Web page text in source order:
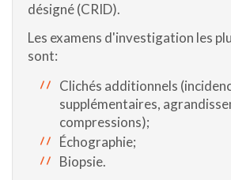
désigné (CRID).
Les examens d'investigation les
sont:
Clichés additionnels
supplémentaires,
compressions);
Échographie;
Biopsie.